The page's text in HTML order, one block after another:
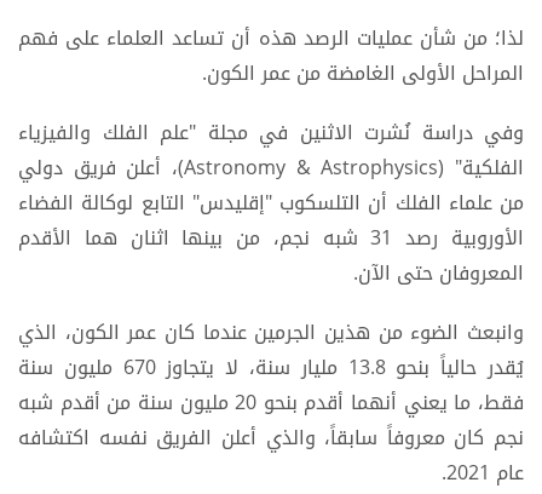
لذا؛ من شأن عمليات الرصد هذه أن تساعد العلماء على فهم
المراحل الأولى الغامضة من عمر الكون.
وفي دراسة نُشرت الاثنين في مجلة "علم الفلك والفيزياء
الفلكية" (Astronomy & Astrophysics)، أعلن فريق دولي
من علماء الفلك أن التلسكوب "إقليدس" التابع لوكالة الفضاء
الأوروبية رصد 31 شبه نجم، من بينها اثنان هما الأقدم
المعروفان حتى الآن.
وانبعث الضوء من هذين الجرمين عندما كان عمر الكون، الذي
يُقدر حالياً بنحو 13.8 مليار سنة، لا يتجاوز 670 مليون سنة
فقط، ما يعني أنهما أقدم بنحو 20 مليون سنة من أقدم شبه
نجم كان معروفاً سابقاً، والذي أعلن الفريق نفسه اكتشافه
عام 2021.